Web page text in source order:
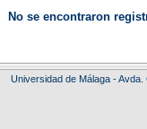
No se encontraron
Universidad de Málaga -